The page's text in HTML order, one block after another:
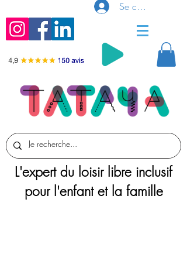
Se connecter
L'expert du loisir libre inclusif
pour l'enfant et la famille